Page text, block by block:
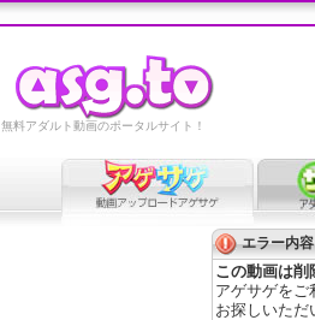
無料アダルト動画のポータルサイト！
エラー内容
この動画は削
アゲサゲをご
お探しいただ